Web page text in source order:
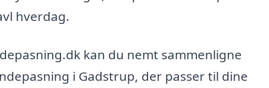
hverdag.
kan du nemt sammenligne
i Gadstrup, der passer til dine